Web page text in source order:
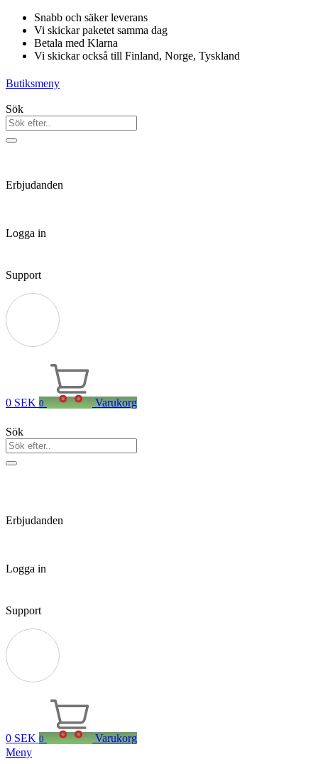
Hoppa
innehåll
Snabb och säker leverans
Vi skickar paketet samma dag
Betala med Klarna
Vi skickar också till Finland, Norge, Tyskland
Butiksmeny
Sök
Erbjudanden
Logga in
Support
0 SEK 0 Varukorg
Sök
Erbjudanden
Logga in
Support
0 SEK 0
Varukorg
Meny